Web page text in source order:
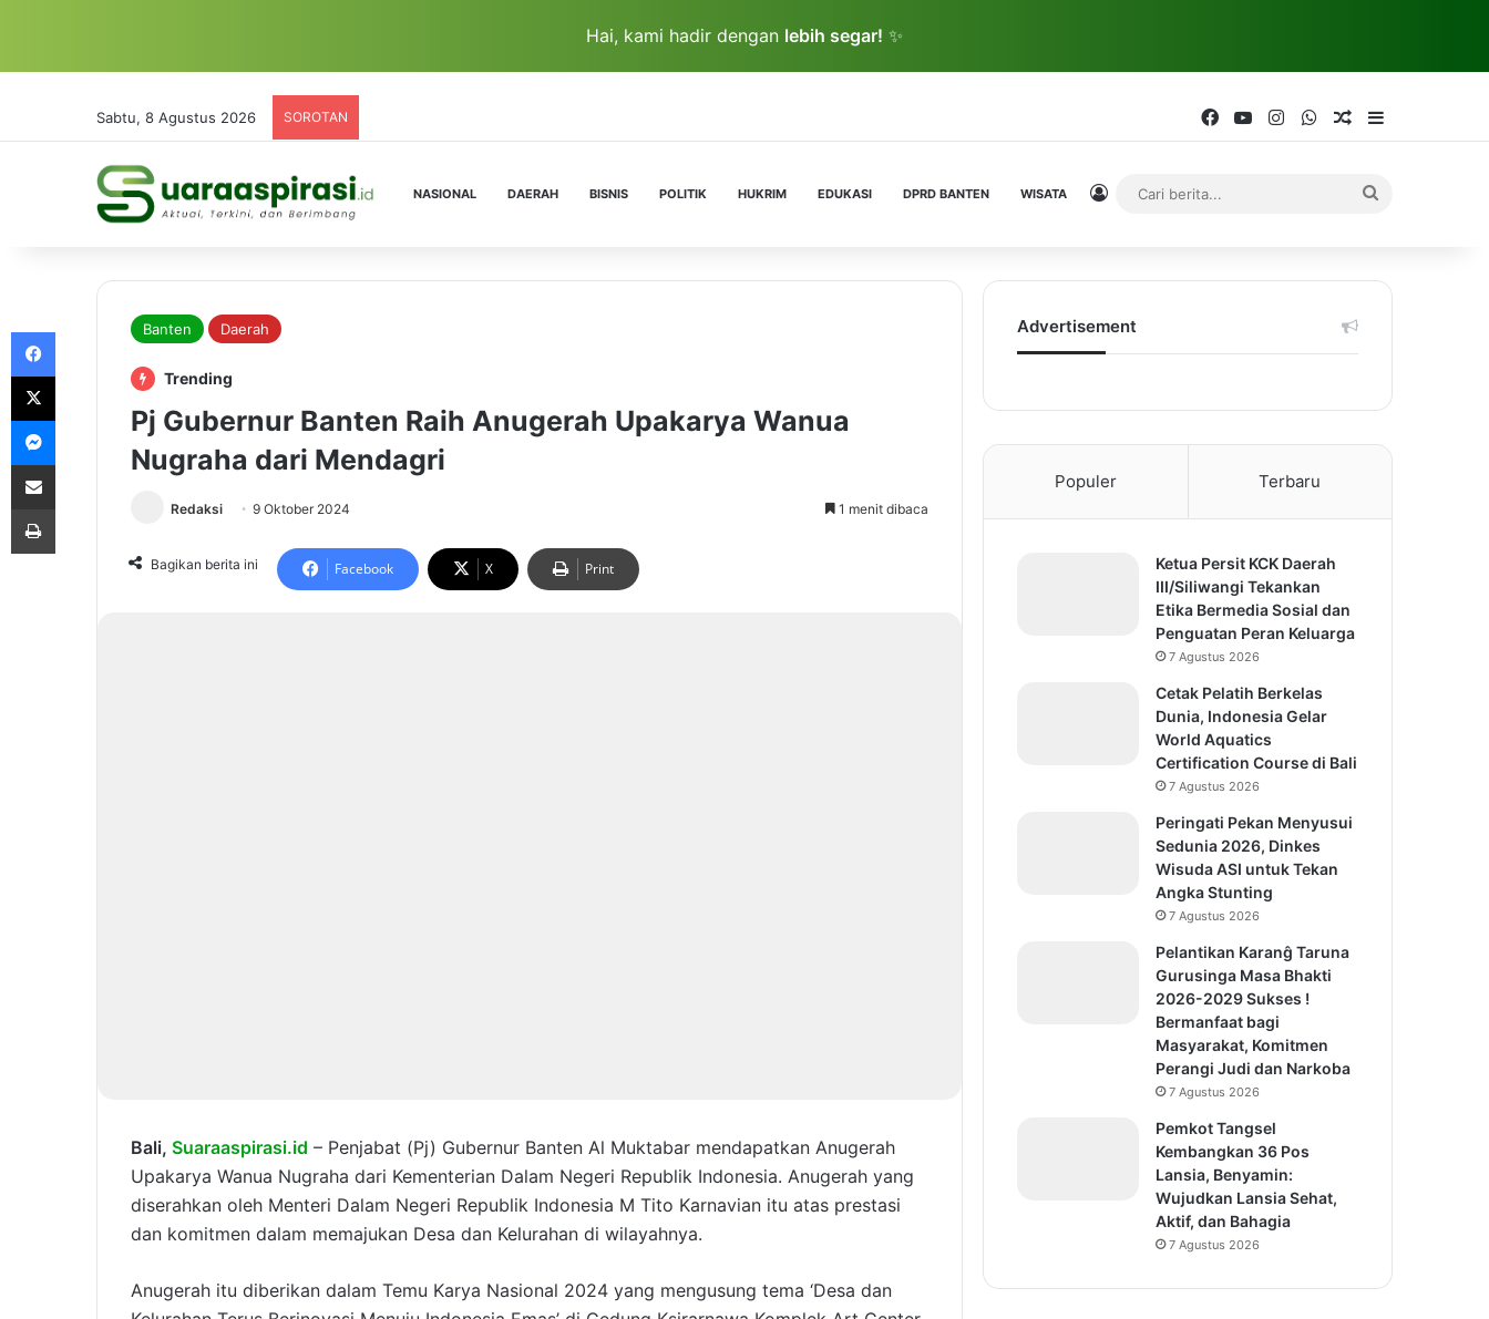
Hai, kami hadir dengan lebih segar! ✨
Sabtu, 8 Agustus 2026 SOROTAN FacebookYouTubeInstagramWhatsAppRandom Article
NASIONAL DAERAH BISNIS POLITIK HUKRIM EDUKASI DPRD BANTEN WISATA Log In
Banten Daerah
Trending
Pj Gubernur Banten Raih Anugerah Upakarya Wanua
Nugraha dari Mendagri
Redaksi 9 Oktober 2024 1 menit dibaca
Bagikan berita ini Facebook X Print
Bali, Suaraaspirasi.id – Penjabat (Pj) Gubernur Banten Al Muktabar mendapatkan Anugerah
Upakarya Wanua Nugraha dari Kementerian Dalam Negeri Republik Indonesia. Anugerah yang
diserahkan oleh Menteri Dalam Negeri Republik Indonesia M Tito Karnavian itu atas prestasi
dan komitmen dalam memajukan Desa dan Kelurahan di wilayahnya.
Anugerah itu diberikan dalam Temu Karya Nasional 2024 yang mengusung tema ‘Desa dan
Advertisement
Populer Terbaru
Ketua Persit KCK Daerah
III/Siliwangi Tekankan
Etika Bermedia Sosial dan
Penguatan Peran Keluarga
7 Agustus 2026
Cetak Pelatih Berkelas
Dunia, Indonesia Gelar
World Aquatics
Certification Course di Bali
7 Agustus 2026
Peringati Pekan Menyusui
Sedunia 2026, Dinkes
Wisuda ASI untuk Tekan
Angka Stunting
7 Agustus 2026
Pelantikan Karanĝ Taruna
Gurusinga Masa Bhakti
2026-2029 Sukses !
Bermanfaat bagi
Masyarakat, Komitmen
Perangi Judi dan Narkoba
7 Agustus 2026
Pemkot Tangsel
Kembangkan 36 Pos
Lansia, Benyamin:
Wujudkan Lansia Sehat,
Aktif, dan Bahagia
7 Agustus 2026